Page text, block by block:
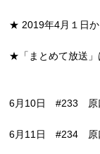
★ 2019年4月１日か
★「まとめて放送」
6月10日 #233 原
6月11日 #234 原